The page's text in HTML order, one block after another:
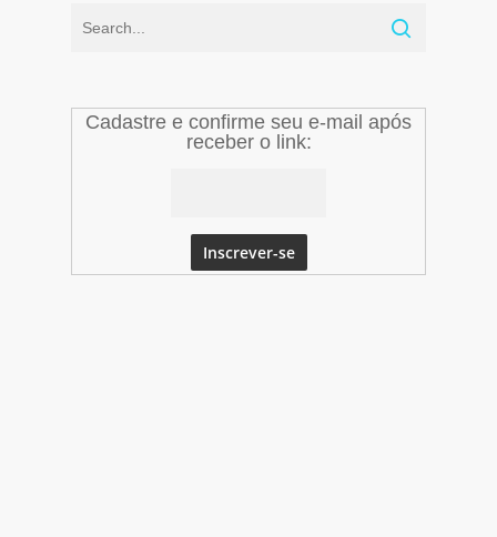
Cadastre e confirme seu e-mail após
receber o link: